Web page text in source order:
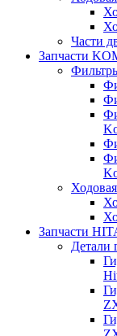
Части
Запчасти
Запчасти
Детали